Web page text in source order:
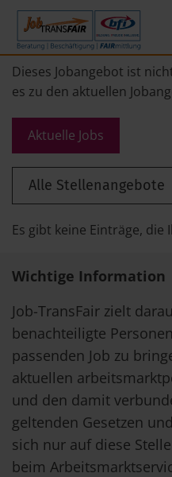
Dieses Jobangebot ist
es zu den aktuellen
Aktuelle Jobs
Alle Stellenangebote
Es gibt keine Einträge,
Wichtige Information
Job-TransFair zielt
benachteiligte
passenden Job zu
aktuellen
und den damit
geltenden Gesetzen
sich nur auf diese
beim
Mein Weg
Beschäftigung
FAIRmittlung
ÜBER
KI-Manifest
Ergebnisse
Geschichte
News
Newsletter
Standorte
Interner
JobImpuls
Zeiterfassung